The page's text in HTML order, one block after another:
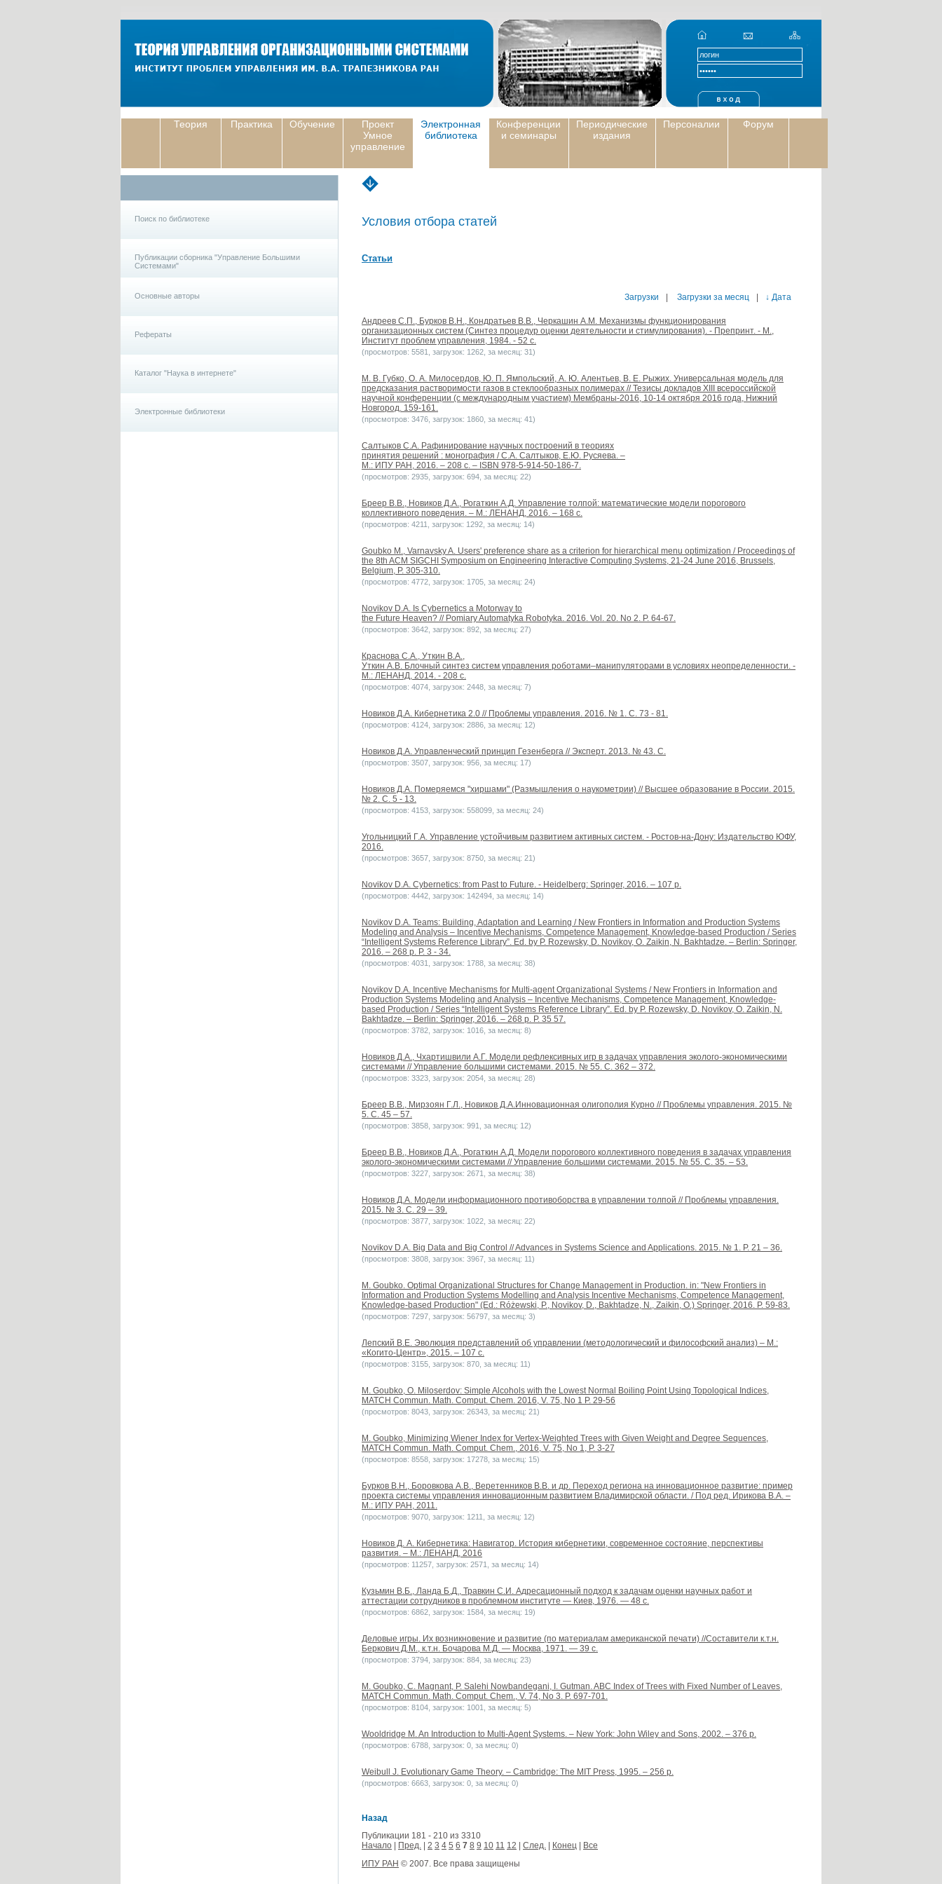
Теория Практика Обучение
Проект
Умное
управление
Электронная
библиотека
Конференции
и семинары
Периодические
издания
Персоналии Форум
Поиск по библиотеке
Публикации сборника "Управление Большими
Системами"
Основные авторы
Рефераты
Каталог "Наука в интернете"
Электронные библиотеки
Условия отбора статей
Статьи
Загрузки Загрузки за месяц ↓ Дата
Андреев С.П., Бурков В.Н., Кондратьев В.В., Черкашин А.М. Механизмы функционирования
организационных систем (Синтез процедур оценки деятельности и стимулирования). - Препринт. - М.,
Институт проблем управления, 1984. - 52 с.
(просмотров: 5581, загрузок: 1262, за месяц: 31)
М. В. Губко, О. А. Милосердов, Ю. П. Ямпольский, А. Ю. Алентьев, В. Е. Рыжих. Универсальная модель для
предсказания растворимости газов в стеклообразных полимерах // Тезисы докладов XIII всероссийской
научной конференции (с международным участием) Мембраны-2016, 10-14 октября 2016 года, Нижний
Новгород. 159-161.
(просмотров: 3476, загрузок: 1860, за месяц: 41)
Салтыков С.А. Рафинирование научных построений в теориях
принятия решений : монография / С.А. Салтыков, Е.Ю. Русяева. –
М.: ИПУ РАН, 2016. – 208 с. – ISBN 978-5-914-50-186-7.
(просмотров: 2935, загрузок: 694, за месяц: 22)
Бреер В.В., Новиков Д.А., Рогаткин А.Д. Управление толпой: математические модели порогового
коллективного поведения. – М.: ЛЕНАНД, 2016. – 168 с.
(просмотров: 4211, загрузок: 1292, за месяц: 14)
Goubko M., Varnavsky A. Users' preference share as a criterion for hierarchical menu optimization / Proceedings of
the 8th ACM SIGCHI Symposium on Engineering Interactive Computing Systems, 21-24 June 2016, Brussels,
Belgium, P. 305-310.
(просмотров: 4772, загрузок: 1705, за месяц: 24)
Novikov D.A. Is Cybernetics a Motorway to
the Future Heaven? // Pomiary Automatyka Robotyka. 2016. Vol. 20. No 2. P. 64-67.
(просмотров: 3642, загрузок: 892, за месяц: 27)
Краснова С.А., Уткин В.А.,
Уткин А.В. Блочный синтез систем управления роботами–манипуляторами в условиях неопределенности. -
М.: ЛЕНАНД, 2014. - 208 с.
(просмотров: 4074, загрузок: 2448, за месяц: 7)
Новиков Д.А. Кибернетика 2.0 // Проблемы управления. 2016. № 1. С. 73 - 81.
(просмотров: 4124, загрузок: 2886, за месяц: 12)
Новиков Д.А. Управленческий принцип Гезенберга // Эксперт. 2013. № 43. С.
(просмотров: 3507, загрузок: 956, за месяц: 17)
Новиков Д.А. Померяемся "хиршами" (Размышления о наукометрии) // Высшее образование в России. 2015.
№ 2. С. 5 - 13.
(просмотров: 4153, загрузок: 558099, за месяц: 24)
Угольницкий Г.А. Управление устойчивым развитием активных систем. - Ростов-на-Дону: Издательство ЮФУ,
2016.
(просмотров: 3657, загрузок: 8750, за месяц: 21)
Novikov D.A. Cybernetics: from Past to Future. - Heidelberg: Springer, 2016. – 107 p.
(просмотров: 4442, загрузок: 142494, за месяц: 14)
Novikov D.A. Teams: Building, Adaptation and Learning / New Frontiers in Information and Production Systems
Modeling and Analysis – Incentive Mechanisms, Competence Management, Knowledge-based Production / Series
“Intelligent Systems Reference Library”. Ed. by P. Rozewsky, D. Novikov, O. Zaikin, N. Bakhtadze. – Berlin: Springer,
2016. – 268 p. P. 3 - 34.
(просмотров: 4031, загрузок: 1788, за месяц: 38)
Novikov D.A. Incentive Mechanisms for Multi-agent Organizational Systems / New Frontiers in Information and
Production Systems Modeling and Analysis – Incentive Mechanisms, Competence Management, Knowledge-
based Production / Series “Intelligent Systems Reference Library”. Ed. by P. Rozewsky, D. Novikov, O. Zaikin, N.
Bakhtadze. – Berlin: Springer, 2016. – 268 p. P. 35 57.
(просмотров: 3782, загрузок: 1016, за месяц: 8)
Новиков Д.А., Чхартишвили А.Г. Модели рефлексивных игр в задачах управления эколого-экономическими
системами // Управление большими системами. 2015. № 55. С. 362 – 372.
(просмотров: 3323, загрузок: 2054, за месяц: 28)
Бреер В.В., Мирзоян Г.Л., Новиков Д.А.Инновационная олигополия Курно // Проблемы управления. 2015. №
5. С. 45 – 57.
(просмотров: 3858, загрузок: 991, за месяц: 12)
Бреер В.В., Новиков Д.А., Рогаткин А.Д. Модели порогового коллективного поведения в задачах управления
эколого-экономическими системами // Управление большими системами. 2015. № 55. С. 35. – 53.
(просмотров: 3227, загрузок: 2671, за месяц: 38)
Новиков Д.А. Модели информационного противоборства в управлении толпой // Проблемы управления.
2015. № 3. С. 29 – 39.
(просмотров: 3877, загрузок: 1022, за месяц: 22)
Novikov D.A. Big Data and Big Control // Advances in Systems Science and Applications. 2015. № 1. P. 21 – 36.
(просмотров: 3808, загрузок: 3967, за месяц: 11)
M. Goubko. Optimal Organizational Structures for Change Management in Production. in: "New Frontiers in
Information and Production Systems Modelling and Analysis Incentive Mechanisms, Competence Management,
Knowledge-based Production" (Ed.: Różewski, P., Novikov, D., Bakhtadze, N., Zaikin, O.) Springer, 2016. P. 59-83.
(просмотров: 7297, загрузок: 56797, за месяц: 3)
Лепский В.Е. Эволюция представлений об управлении (методологический и философский анализ) – М.:
«Когито-Центр», 2015. – 107 с.
(просмотров: 3155, загрузок: 870, за месяц: 11)
M. Goubko, O. Miloserdov: Simple Alcohols with the Lowest Normal Boiling Point Using Topological Indices,
MATCH Commun. Math. Comput. Chem. 2016, V. 75, No 1 P. 29-56
(просмотров: 8043, загрузок: 26343, за месяц: 21)
M. Goubko, Minimizing Wiener Index for Vertex-Weighted Trees with Given Weight and Degree Sequences,
MATCH Commun. Math. Comput. Chem., 2016, V. 75, No 1, P. 3-27
(просмотров: 8558, загрузок: 17278, за месяц: 15)
Бурков В.Н., Боровкова А.В., Веретенников В.В. и др. Переход региона на инновационное развитие: пример
проекта системы управления инновационным развитием Владимирской области. / Под ред. Ирикова В.А. –
М.: ИПУ РАН, 2011.
(просмотров: 9070, загрузок: 1211, за месяц: 12)
Новиков Д. А. Кибернетика: Навигатор. История кибернетики, современное состояние, перспективы
развития. – М.: ЛЕНАНД, 2016
(просмотров: 11257, загрузок: 2571, за месяц: 14)
Кузьмин В.Б., Ланда Б.Д., Травкин С.И. Адресационный подход к задачам оценки научных работ и
аттестации сотрудников в проблемном институте — Киев, 1976. — 48 с.
(просмотров: 6862, загрузок: 1584, за месяц: 19)
Деловые игры. Их возникновение и развитие (по материалам американской печати) //Составители к.т.н.
Беркович Д.М., к.т.н. Бочарова М.Д. — Москва, 1971. — 39 с.
(просмотров: 3794, загрузок: 884, за месяц: 23)
M. Goubko, C. Magnant, P. Salehi Nowbandegani, I. Gutman. ABC Index of Trees with Fixed Number of Leaves,
MATCH Commun. Math. Comput. Chem., V. 74, No 3. P. 697-701.
(просмотров: 8104, загрузок: 1001, за месяц: 5)
Wooldridge M. An Introduction to Multi-Agent Systems. – New York: John Wiley and Sons, 2002. – 376 p.
(просмотров: 6788, загрузок: 0, за месяц: 0)
Weibull J. Evolutionary Game Theory. – Cambridge: The MIT Press, 1995. – 256 p.
(просмотров: 6663, загрузок: 0, за месяц: 0)
Назад
Публикации 181 - 210 из 3310
Начало
Пред. 2 3 4 5 6 7 8 9 10 11 12 След. Конец
Все
ИПУ РАН © 2007. Все права защищены